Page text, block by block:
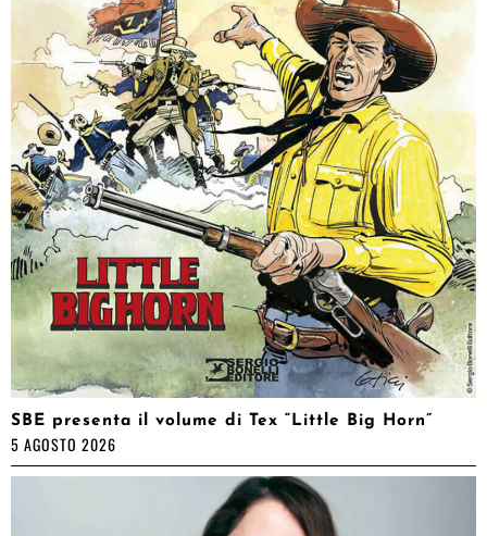
SBE presenta il volume di Tex “Little Big Horn”
5 AGOSTO 2026